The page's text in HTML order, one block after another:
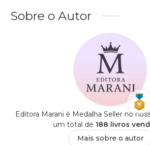
Sobre o Autor
Editora Marani é Medalha Seller no
um total de 188 livros
Mais sobre o autor